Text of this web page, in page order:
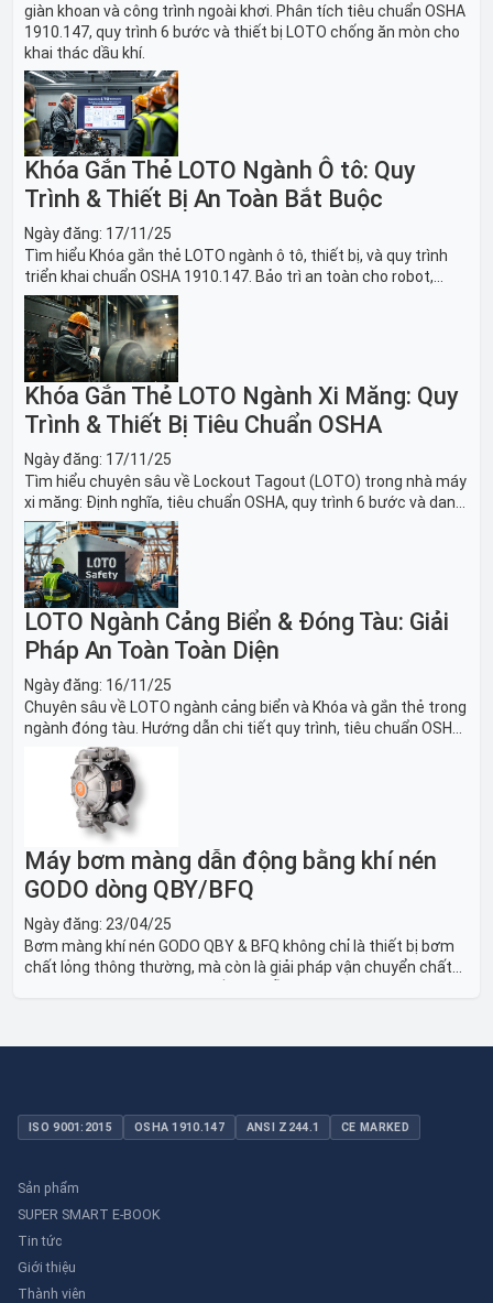
giàn khoan và công trình ngoài khơi. Phân tích tiêu chuẩn OSHA
1910.147, quy trình 6 bước và thiết bị LOTO chống ăn mòn cho
khai thác dầu khí.
Khóa Gắn Thẻ LOTO Ngành Ô tô: Quy
Trình & Thiết Bị An Toàn Bắt Buộc
Ngày đăng: 17/11/25
Tìm hiểu Khóa gắn thẻ LOTO ngành ô tô, thiết bị, và quy trình
triển khai chuẩn OSHA 1910.147. Bảo trì an toàn cho robot,
băng tải sản xuất ô tô và dây chuyền lắp ráp xe hơi.
Khóa Gắn Thẻ LOTO Ngành Xi Măng: Quy
Trình & Thiết Bị Tiêu Chuẩn OSHA
Ngày đăng: 17/11/25
Tìm hiểu chuyên sâu về Lockout Tagout (LOTO) trong nhà máy
xi măng: Định nghĩa, tiêu chuẩn OSHA, quy trình 6 bước và danh
sách thiết bị LOTO thiết yếu. Giải pháp bảo trì lò nung, máy
nghiền an toàn.
LOTO Ngành Cảng Biển & Đóng Tàu: Giải
Pháp An Toàn Toàn Diện
Ngày đăng: 16/11/25
Chuyên sâu về LOTO ngành cảng biển và Khóa và gắn thẻ trong
ngành đóng tàu. Hướng dẫn chi tiết quy trình, tiêu chuẩn OSHA,
thiết bị và Giải pháp LOTO trong công nghiệp đóng tàu toàn
Máy bơm màng dẫn động bằng khí nén
GODO dòng QBY/BFQ
Ngày đăng: 23/04/25
Bơm màng khí nén GODO QBY & BFQ không chỉ là thiết bị bơm
chất lỏng thông thường, mà còn là giải pháp vận chuyển chất
ISO 9001:2015 OSHA 1910.147 ANSI Z244.1 CE MARKED
Sản phẩm
SUPER SMART E-BOOK
Tin tức
Giới thiệu
Thành viên